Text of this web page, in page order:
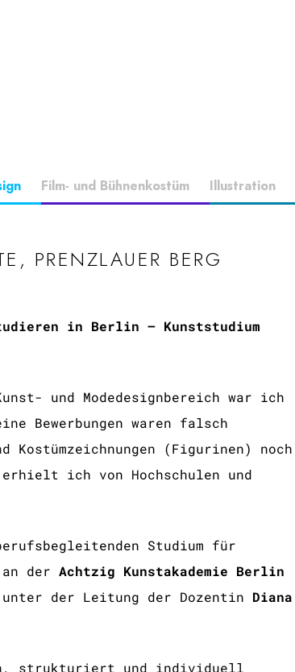
Film- und Bühnenkostüm Illustration
PRENZLAUER BERG
in Berlin – Kunststudium
und Modedesignbereich war ich
Bewerbungen waren falsch
Kostümzeichnungen (Figurinen) noch
ich von Hochschulen und
Studium für
an der Achtzig Kunstakademie Berlin
der Leitung der Dozentin Diana
strukturiert und individuell